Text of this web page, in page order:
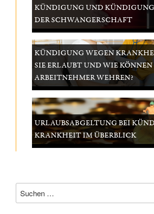
KÜNDIGUNG UND
DER SCHWANGERSCHAFT
KÜNDIGUNG WEGEN
SIE ERLAUBT UND WIE
ARBEITNEHMER WEHREN?
URLAUBSABGELTUNG BEI
KRANKHEIT IM ÜBERBLICK
Suchen
nach: